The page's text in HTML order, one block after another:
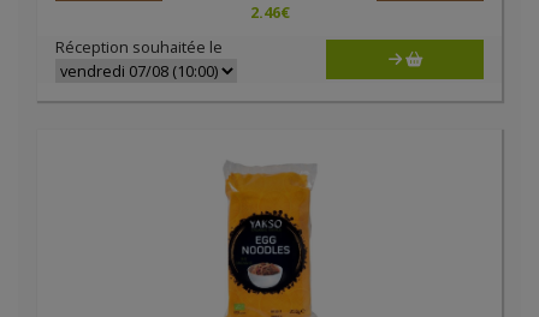
2.46€
Réception souhaitée le